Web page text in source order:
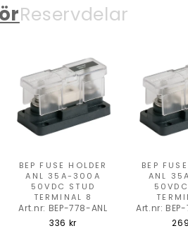
Reservdelar
BEP FUSE HOLDER
ANL 35A-300A
50VDC STUD
TERMINAL 8
Art.nr: BEP-778-ANL
336 kr
BEP
ANL
Art.nr: